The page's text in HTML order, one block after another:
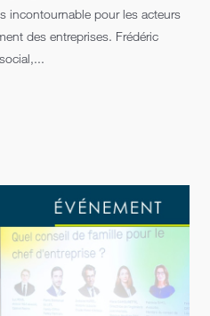
incontournable pour les acteurs
des entreprises. Frédéric